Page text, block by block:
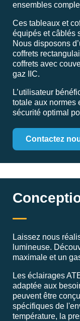
ensembles
Ces tableaux et
équipés et câblés
Nous disposons
coffrets
coffrets avec
gaz IIC.
L’utilisateur
totale aux normes
sécurité optimal
Contactez
Laissez nous
lumineuse.
maximale et un
Les éclairages
adaptée aux
peuvent être
spécifiques de
température, la